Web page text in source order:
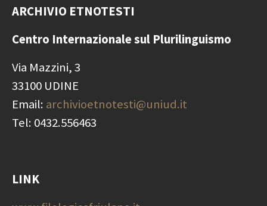
ARCHIVIO ETNOTESTI
Centro Internazionalesul Plurilinguismo
Via Mazzini, 3
33100 UDINE
Email: archivioetnotesti@uniud.it
Tel: 0432.556463
LINK